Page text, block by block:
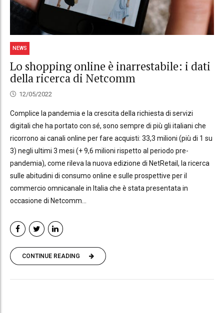
NEWS
Lo shopping online è inarrestabile: i dati
della ricerca di Netcomm
12/05/2022
Complice la pandemia e la crescita della richiesta di servizi
digitali che ha portato con sé, sono sempre di più gli italiani che
ricorrono ai canali online per fare acquisti: 33,3 milioni (più di 1 su
3) negli ultimi 3 mesi (+ 9,6 milioni rispetto al periodo pre-
pandemia), come rileva la nuova edizione di NetRetail, la ricerca
sulle abitudini di consumo online e sulle prospettive per il
commercio omnicanale in Italia che è stata presentata in
occasione di Netcomm...
CONTINUE READING